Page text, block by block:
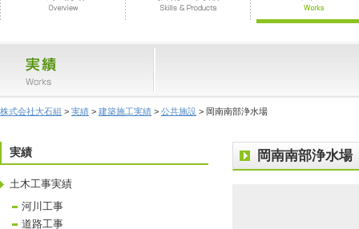
株式会社大石組 > 実績 > 建築施工実績 > 公共施設 > 岡南南部浄水場
岡南南部浄水場
実績
土木工事実績
河川工事
道路工事